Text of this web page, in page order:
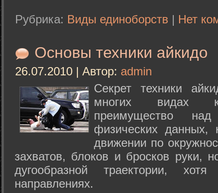
Рубрика: Виды единоборств | Нет
Основы техники айкидо
26.07.2010 | Автор: admin
Секрет техники
многих видах
преимущество
физических данных,
движении по
захватов, блоков и бросков руки,
дугообразной траектории,
направлениях.